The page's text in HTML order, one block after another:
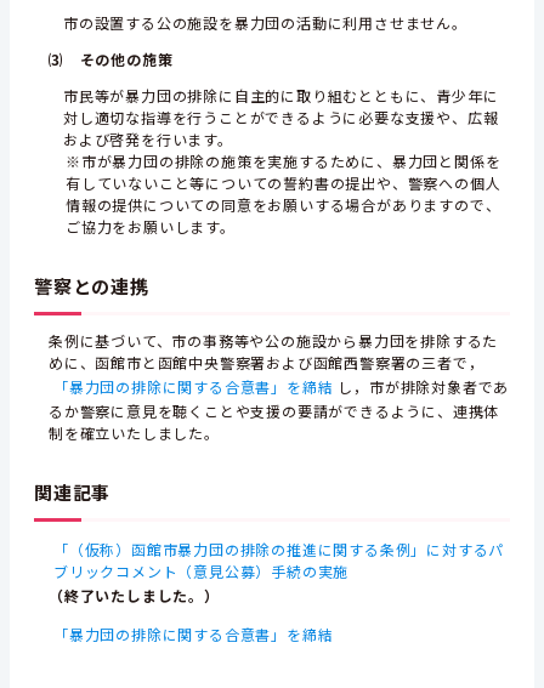
市の設置する公の施設を暴力団の活動に利用させません。
⑶ その他の施策
市民等が暴力団の排除に自主的に取り組むとともに、青少年に
対し適切な指導を行うことができるように必要な支援や、広報
および啓発を行います。
※市が暴力団の排除の施策を実施するために、暴力団と関係を
有していないこと等についての誓約書の提出や、警察への個人
情報の提供についての同意をお願いする場合がありますので、
ご協力をお願いします。
警察との連携
条例に基づいて、市の事務等や公の施設から暴力団を排除するた
めに、函館市と函館中央警察署および函館西警察署の三者で，
「暴力団の排除に関する合意書」を締結 し，市が排除対象者であ
るか警察に意見を聴くことや支援の要請ができるように、連携体
制を確立いたしました。
関連記事
「（仮称）函館市暴力団の排除の推進に関する条例」に対するパ
ブリックコメント（意見公募）手続の実施
（終了いたしました。）
「暴力団の排除に関する合意書」を締結